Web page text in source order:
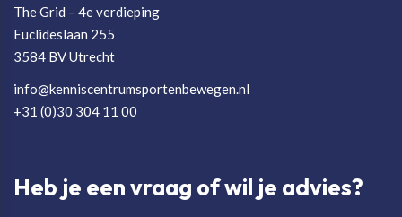
The Grid – 4e verdieping
Euclideslaan 255
3584 BV Utrecht
info@kenniscentrumsportenbewegen.nl
+31 (0)30 304 11 00
Heb je een vraag of wil je advies?